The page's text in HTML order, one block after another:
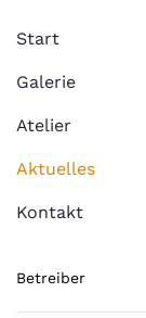
Start
Galerie
Atelier
Aktuelles
Kontakt
Betreiber